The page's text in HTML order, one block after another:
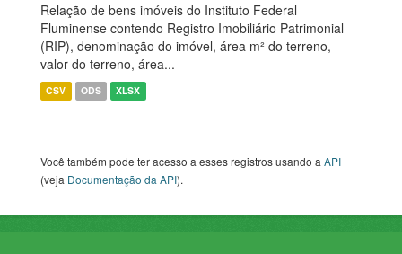
Relação de bens imóveis do Instituto Federal
Fluminense contendo Registro Imobiliário Patrimonial
(RIP), denominação do imóvel, área m² do terreno,
valor do terreno, área...
CSV ODS XLSX
Você também pode ter acesso a esses registros usando aAPI
(veja Documentação da API).